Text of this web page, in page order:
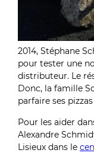
2014, Stéphane
pour tester une
distributeur. Le
Donc, la famille
parfaire ses
Pour les aider
Alexandre
Lisieux dans le